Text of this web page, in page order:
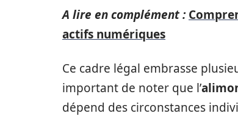
A lire en complément :
actifs numériques
Ce cadre légal embrasse
important de noter que l’
dépend des circonstances